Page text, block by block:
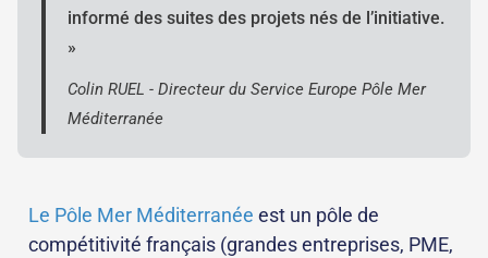
informé des suites des projets nés de l’initiative.
»
Colin RUEL - Directeur du Service Europe Pôle Mer
Méditerranée
Le Pôle Mer Méditerranée est un pôle de
compétitivité français (grandes entreprises, PME,